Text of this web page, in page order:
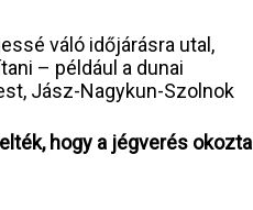
váló időjárásra utal,
– például a dunai
Jász-Nagykun-Szolnok
hogy a jégverés okozta